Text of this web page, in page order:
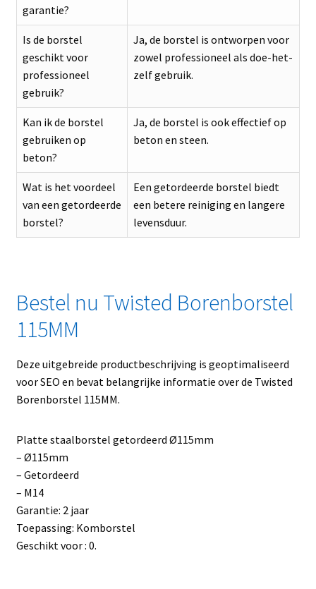
garantie?
Is de borstel
geschikt voor
professioneel
gebruik?
Ja, de borstel is ontworpen voor
zowel professioneel als doe-het-
zelf gebruik.
Kan ik de borstel
gebruiken op
beton?
Ja, de borstel is ook effectief op
beton en steen.
Wat is het voordeel
van een getordeerde
borstel?
Een getordeerde borstel biedt
een betere reiniging en langere
levensduur.
Bestel nu Twisted Borenborstel
115MM
Deze uitgebreide productbeschrijving is geoptimaliseerd
voor SEO en bevat belangrijke informatie over de Twisted
Borenborstel 115MM.
Platte staalborstel getordeerd Ø115mm
– Ø115mm
– Getordeerd
– M14
Garantie: 2 jaar
Toepassing: Komborstel
Geschikt voor : 0.